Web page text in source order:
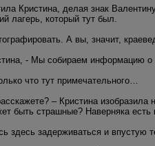
Кристина, делая знак
лагерь, который тут был.
А вы, значит,
- Мы собираем информацию
что тут примечательного…
– Кристина
быть страшные? Наверняка есть
здесь задерживаться и впустую